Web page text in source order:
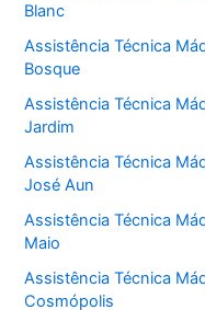
Blanc
Assistência Técnica
Bosque
Assistência Técnica
Jardim
Assistência Técnica
José Aun
Assistência Técnica
Maio
Assistência Técnica
Cosmópolis